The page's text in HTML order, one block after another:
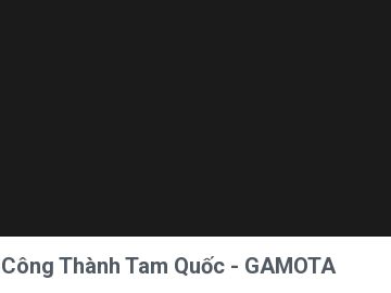
Thành Tam Quốc - GAMOTA